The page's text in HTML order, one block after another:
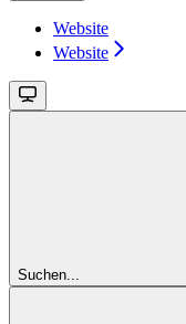
Website
Website
Suchen...